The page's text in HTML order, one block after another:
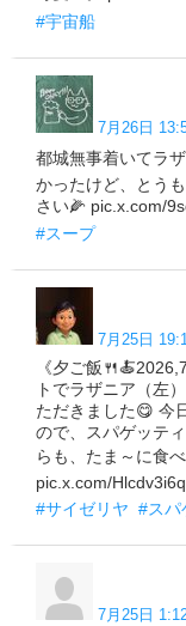
#宇宙船
7月26日
都城無事着いてラ
かったけど、とう
さい🌽 pic.x.com/
#スープ
7月25日
《夕ご飯
トでラザニア（左
ただきました😋 今
ので、スパゲッテ
らも、たま～に食
pic.x.com/
#サイゼリヤ #スパ
7月25日